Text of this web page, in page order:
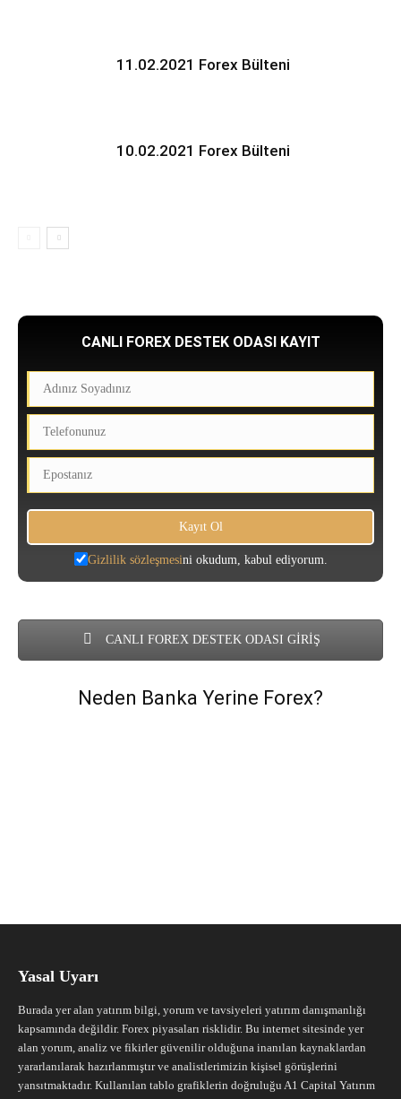
11.02.2021 Forex Bülteni
10.02.2021 Forex Bülteni
CANLI FOREX DESTEK ODASI KAYIT
Gizlilik sözleşmesini okudum, kabul ediyorum.
CANLI FOREX DESTEK ODASI GİRİŞ
Neden Banka Yerine Forex?
Yasal Uyarı
Burada yer alan yatırım bilgi, yorum ve tavsiyeleri yatırım danışmanlığı
kapsamında değildir. Forex piyasaları risklidir. Bu internet sitesinde yer
alan yorum, analiz ve fikirler güvenilir olduğuna inanılan kaynaklardan
yararlanılarak hazırlanmıştır ve analistlerimizin kişisel görüşlerini
yansıtmaktadır. Kullanılan tablo grafiklerin doğruluğu A1 Capital Yatırım